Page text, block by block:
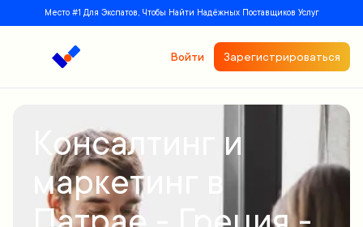
Место #1 Для Экспатов, Чтобы Найти Надёжных Поставщиков Услуг
Войти Зарегистрироваться
Консалтинг и
маркетинг в